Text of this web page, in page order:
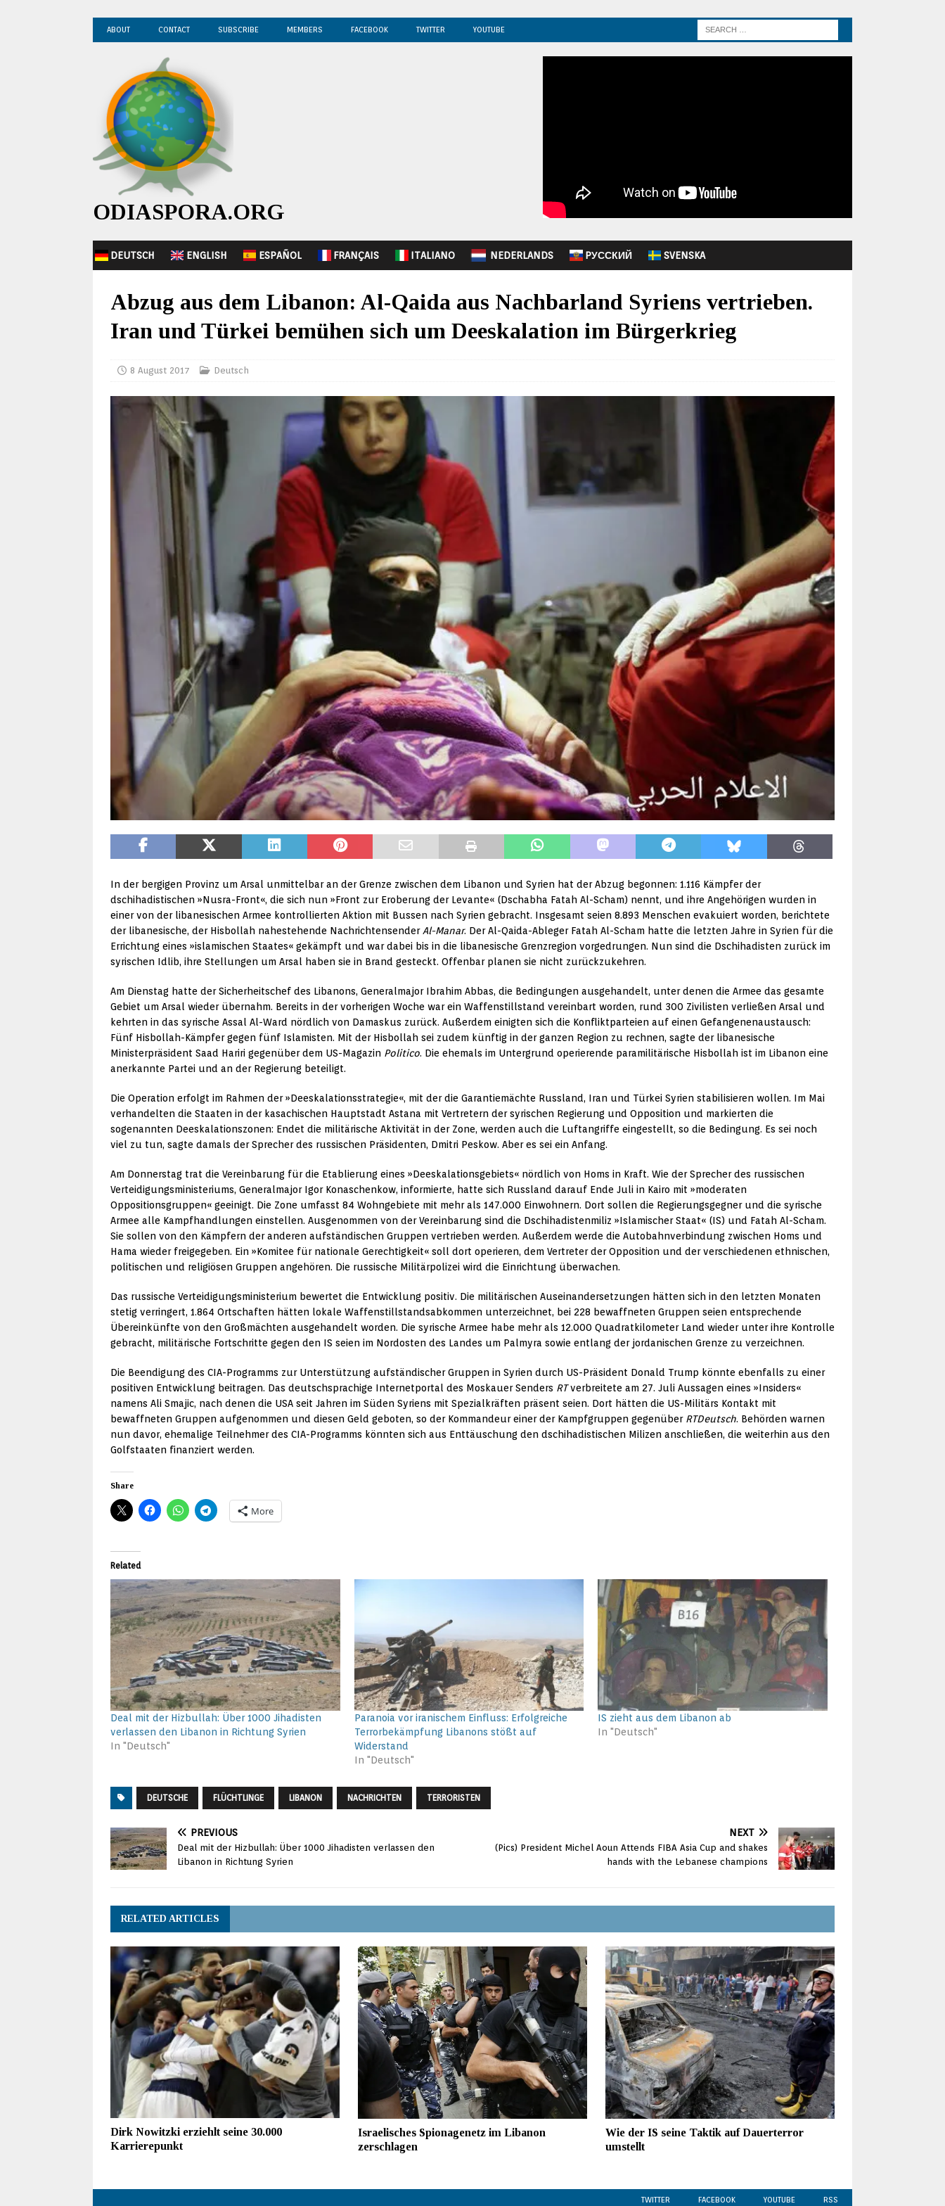
ABOUT CONTACT SUBSCRIBE MEMBERS FACEBOOK TWITTER YOUTUBE
ODIASPORA.ORG
DEUTSCH ENGLISH ESPAÑOL FRANÇAIS ITALIANO NEDERLANDS PУССКИЙ SVENSKA
Abzug aus dem Libanon: Al-Qaida aus Nachbarland Syriens vertrieben.
Iran und Türkei bemühen sich um Deeskalation im Bürgerkrieg
8 August 2017 Deutsch
In der bergigen Provinz um Arsal unmittelbar an der Grenze zwischen dem Libanon und Syrien hat der Abzug begonnen: 1.116 Kämpfer der
dschihadistischen »Nusra-Front«, die sich nun »Front zur Eroberung der Levante« (Dschabha Fatah Al-Scham) nennt, und ihre Angehörigen wurden in
einer von der libanesischen Armee kontrollierten Aktion mit Bussen nach Syrien gebracht. Insgesamt seien 8.893 Menschen evakuiert worden, berichtete
der libanesische, der Hisbollah nahestehende NachrichtensenderAl-Manar. Der Al-Qaida-Ableger Fatah Al-Scham hatte die letzten Jahre in Syrien für die
Errichtung eines »islamischen Staates« gekämpft und war dabei bis in die libanesische Grenzregion vorgedrungen. Nun sind die Dschihadisten zurück im
syrischen Idlib, ihre Stellungen um Arsal haben sie in Brand gesteckt. Offenbar planen sie nicht zurückzukehren.
Am Dienstag hatte der Sicherheitschef des Libanons, Generalmajor Ibrahim Abbas, die Bedingungen ausgehandelt, unter denen die Armee das gesamte
Gebiet um Arsal wieder übernahm. Bereits in der vorherigen Woche war ein Waffenstillstand vereinbart worden, rund 300 Zivilisten verließen Arsal und
kehrten in das syrische Assal Al-Ward nördlich von Damaskus zurück. Außerdem einigten sich die Konfliktparteien auf einen Gefangenenaustausch:
Fünf Hisbollah-Kämpfer gegen fünf Islamisten. Mit der Hisbollah sei zudem künftig in der ganzen Region zu rechnen, sagte der libanesische
Ministerpräsident Saad Hariri gegenüber dem US-Magazin Politico. Die ehemals im Untergrund operierende paramilitärische Hisbollah ist im Libanon eine
anerkannte Partei und an der Regierung beteiligt.
Die Operation erfolgt im Rahmen der »Deeskalationsstrategie«, mit der die Garantiemächte Russland, Iran und Türkei Syrien stabilisieren wollen. Im Mai
verhandelten die Staaten in der kasachischen Hauptstadt Astana mit Vertretern der syrischen Regierung und Opposition und markierten die
sogenannten Deeskalationszonen: Endet die militärische Aktivität in der Zone, werden auch die Luftangriffe eingestellt, so die Bedingung. Es sei noch
viel zu tun, sagte damals der Sprecher des russischen Präsidenten, Dmitri Pes­kow. Aber es sei ein Anfang.
Am Donnerstag trat die Vereinbarung für die Etablierung eines »Deeskalationsgebiets« nördlich von Homs in Kraft. Wie der Sprecher des russischen
Verteidigungsministeriums, Generalmajor Igor Konaschenkow, informierte, hatte sich Russland darauf Ende Juli in Kairo mit »moderaten
Oppositionsgruppen« geeinigt. Die Zone umfasst 84 Wohngebiete mit mehr als 147.000 Einwohnern. Dort sollen die Regierungsgegner und die syrische
Armee alle Kampfhandlungen einstellen. Ausgenommen von der Vereinbarung sind die Dschihadistenmiliz »Islamischer Staat« (IS) und Fatah Al-Scham.
Sie sollen von den Kämpfern der anderen aufständischen Gruppen vertrieben werden. Außerdem werde die Autobahnverbindung zwischen Homs und
Hama wieder freigegeben. Ein »Komitee für nationale Gerechtigkeit« soll dort operieren, dem Vertreter der Opposition und der verschiedenen ethnischen,
politischen und religiösen Gruppen angehören. Die russische Militärpolizei wird die Einrichtung überwachen.
Das russische Verteidigungsministerium bewertet die Entwicklung positiv. Die militärischen Auseinandersetzungen hätten sich in den letzten Monaten
stetig verringert, 1.864 Ortschaften hätten lokale Waffenstillstandsabkommen unterzeichnet, bei 228 bewaffneten Gruppen seien entsprechende
Übereinkünfte von den Großmächten ausgehandelt worden. Die syrische Armee habe mehr als 12.000 Quadratkilometer Land wieder unter ihre Kontrolle
gebracht, militärische Fortschritte gegen den IS seien im Nordosten des Landes um Palmyra sowie entlang der jordanischen Grenze zu verzeichnen.
Die Beendigung des CIA-Programms zur Unterstützung aufständischer Gruppen in Syrien durch US-Präsident Donald Trump könnte ebenfalls zu einer
positiven Entwicklung beitragen. Das deutschsprachige Internetportal des Moskauer Senders RTverbreitete am 27. Juli Aussagen eines »Insiders«
namens Ali Smajic, nach denen die USA seit Jahren im Süden Syriens mit Spezialkräften präsent seien. Dort hätten die US-Militärs Kontakt mit
bewaffneten Gruppen aufgenommen und diesen Geld geboten, so der Kommandeur einer der Kampfgruppen gegenüber RTDeutsch. Behörden warnen
nun davor, ehemalige Teilnehmer des CIA-Programms könnten sich aus Enttäuschung den dschihadistischen Milizen anschließen, die weiterhin aus den
Golfstaaten finanziert werden.
Share
More
Related
Deal mit der Hizbullah: Über 1000 Jihadisten
verlassen den Libanon in Richtung Syrien
In "Deutsch"
Paranoia vor iranischem Einfluss: Erfolgreiche
Terrorbekämpfung Libanons stößt auf
Widerstand
In "Deutsch"
IS zieht aus dem Libanon ab
In "Deutsch"
DEUTSCHE FLÜCHTLINGE LIBANON NACHRICHTEN TERRORISTEN
PREVIOUS
Deal mit der Hizbullah: Über 1000 Jihadisten verlassen den
Libanon in Richtung Syrien
NEXT
(Pics) President Michel Aoun Attends FIBA Asia Cup and shakes
hands with the Lebanese champions
RELATED ARTICLES
Dirk Nowitzki erziehlt seine 30.000
Karrierepunkt
Israelisches Spionagenetz im Libanon
zerschlagen
Wie der IS seine Taktik auf Dauerterror
umstellt
TWITTER FACEBOOK YOUTUBE RSS